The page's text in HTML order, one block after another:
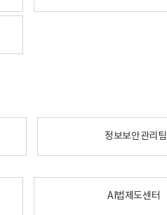
정보보안관리팀
AI법제도센터